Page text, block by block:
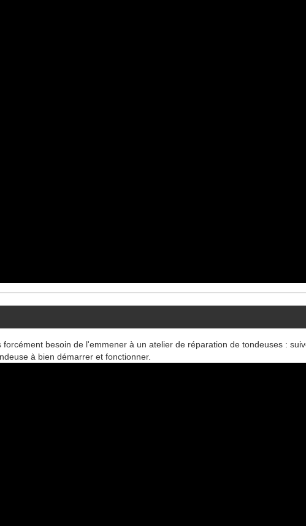
besoin de l'emmener à un atelier de réparation de tondeuses :
à bien démarrer et fonctionner.